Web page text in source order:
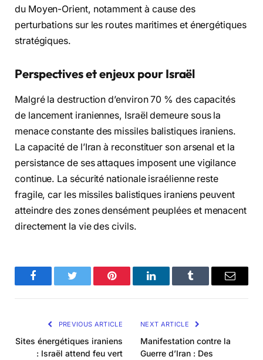
du Moyen-Orient, notamment à cause des
perturbations sur les routes maritimes et énergétiques
stratégiques.
Perspectives et enjeux pour Israël
Malgré la destruction d’environ 70 % des capacités
de lancement iraniennes, Israël demeure sous la
menace constante des missiles balistiques iraniens.
La capacité de l’Iran à reconstituer son arsenal et la
persistance de ses attaques imposent une vigilance
continue. La sécurité nationale israélienne reste
fragile, car les missiles balistiques iraniens peuvent
atteindre des zones densément peuplées et menacent
directement la vie des civils.
FacebookTwitter Pinterest LinkedInTumblr Email
PREVIOUS ARTICLE
Sites énergétiques iraniens
: Israël attend feu vert
NEXT ARTICLE
Manifestation contre la
Guerre d’Iran : Des